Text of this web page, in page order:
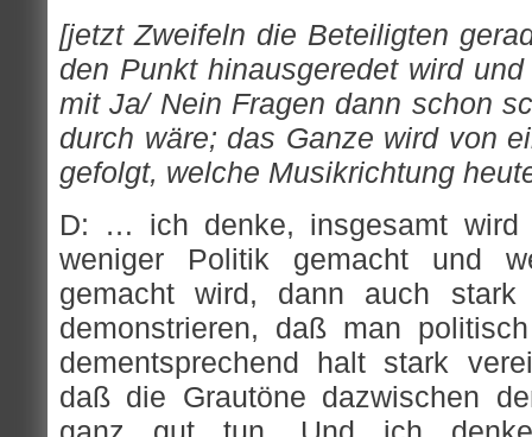
[jetzt Zweifeln die Beteiligten
den Punkt hinausgeredet wird
mit Ja/ Nein Fragen dann schon
durch wäre; das Ganze wird von
gefolgt, welche Musikrichtung
D: … ich denke, insgesamt wird
weniger Politik gemacht und
gemacht wird, dann auch
demonstrieren, daß man
dementsprechend halt stark
daß die Grautöne dazwischen